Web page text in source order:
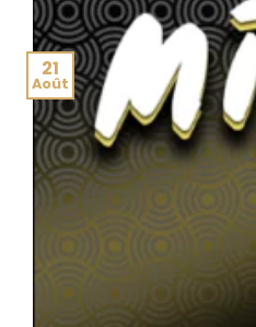
21
Août